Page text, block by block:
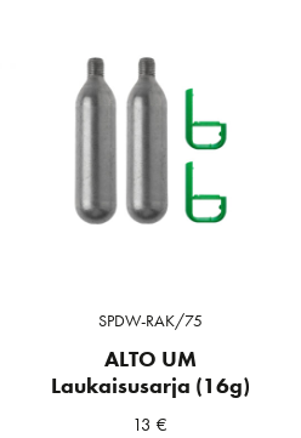
SPDW-RAK/75
ALTO UM
Laukaisusarja (16g)
13€